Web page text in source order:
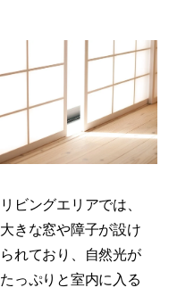
リビングエリアでは、
大きな窓や障子が設け
られており、自然光が
たっぷりと室内に入る